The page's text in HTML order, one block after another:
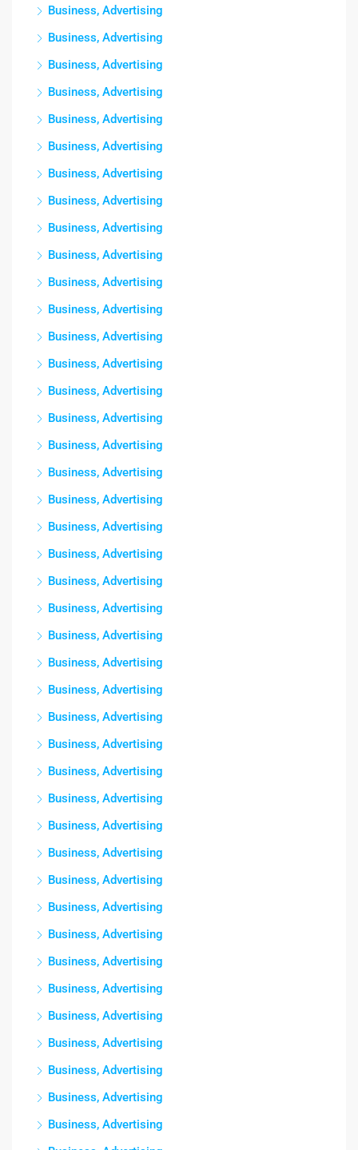
Business, Advertising
Business, Advertising
Business, Advertising
Business, Advertising
Business, Advertising
Business, Advertising
Business, Advertising
Business, Advertising
Business, Advertising
Business, Advertising
Business, Advertising
Business, Advertising
Business, Advertising
Business, Advertising
Business, Advertising
Business, Advertising
Business, Advertising
Business, Advertising
Business, Advertising
Business, Advertising
Business, Advertising
Business, Advertising
Business, Advertising
Business, Advertising
Business, Advertising
Business, Advertising
Business, Advertising
Business, Advertising
Business, Advertising
Business, Advertising
Business, Advertising
Business, Advertising
Business, Advertising
Business, Advertising
Business, Advertising
Business, Advertising
Business, Advertising
Business, Advertising
Business, Advertising
Business, Advertising
Business, Advertising
Business, Advertising